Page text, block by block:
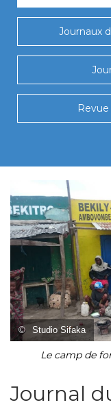
Journaux
© Studio Sifaka
Le camp de
Journal